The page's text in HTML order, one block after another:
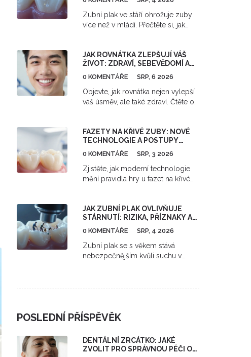
Zubní plak ve stáří ohrožuje zuby
více než v mládí. Přečtěte si, jak
kroky podniknout pro ochranu
ústního zdraví.
JAK ROVNÁTKA ZLEPŠUJÍ VÁŠ
ŽIVOT: ZDRAVÍ, SEBEVĚDOMÍ A
DLOUHODOBÉ BENEFITY
0 KOMENTÁŘE SRP, 6 2026
Objevte, jak rovnátka nejen vylepší
váš úsměv, ale také zdraví. Čtěte o
údržbu chrupu.
FAZETY NA KŘIVÉ ZUBY: NOVÉ
TECHNOLOGIE A POSTUPY
ROKU 2026
0 KOMENTÁŘE SRP, 3 2026
Zjistěte, jak moderní technologie
mění pravidla hry u fazet na křivé
potřebujete vědět v roce 2026.
JAK ZUBNÍ PLAK OVLIVŇUJE
STÁRNUTÍ: RIZIKA, PŘÍZNAKY A
PREVENCE
0 KOMENTÁŘE SRP, 4 2026
Zubní plak se s věkem stává
nebezpečnějším kvůli suchu v
POSLEDNÍ PŘÍSPĚVĚK
DENTÁLNÍ ZRCÁTKO: JAKÉ
ZVOLIT PRO SPRÁVNOU PÉČI O